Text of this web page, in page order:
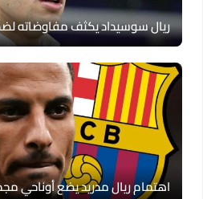
ريال سوسيداد يكثف مفاوضاته لضم
اهتمام ريال مدريد يضع أوناحي مجدداً